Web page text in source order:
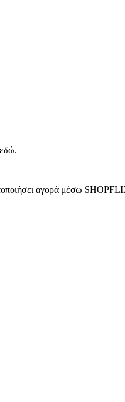
αγορά μέσω